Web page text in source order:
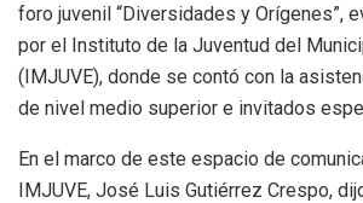
foro juvenil “Diversidades y Orígenes”,
por el Instituto de la Juventud del
(IMJUVE), donde se contó con la
de nivel medio superior e invitados
En el marco de este espacio de
IMJUVE, José Luis Gutiérrez Crespo,